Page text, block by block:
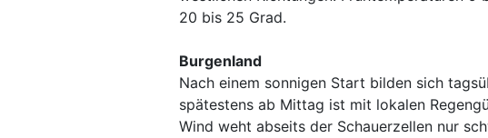
20 bis 25 Grad.
Burgenland
Nach einem sonnigen Start bilden sich
spätestens ab Mittag ist mit lokalen
Wind weht abseits der Schauerzellen nur